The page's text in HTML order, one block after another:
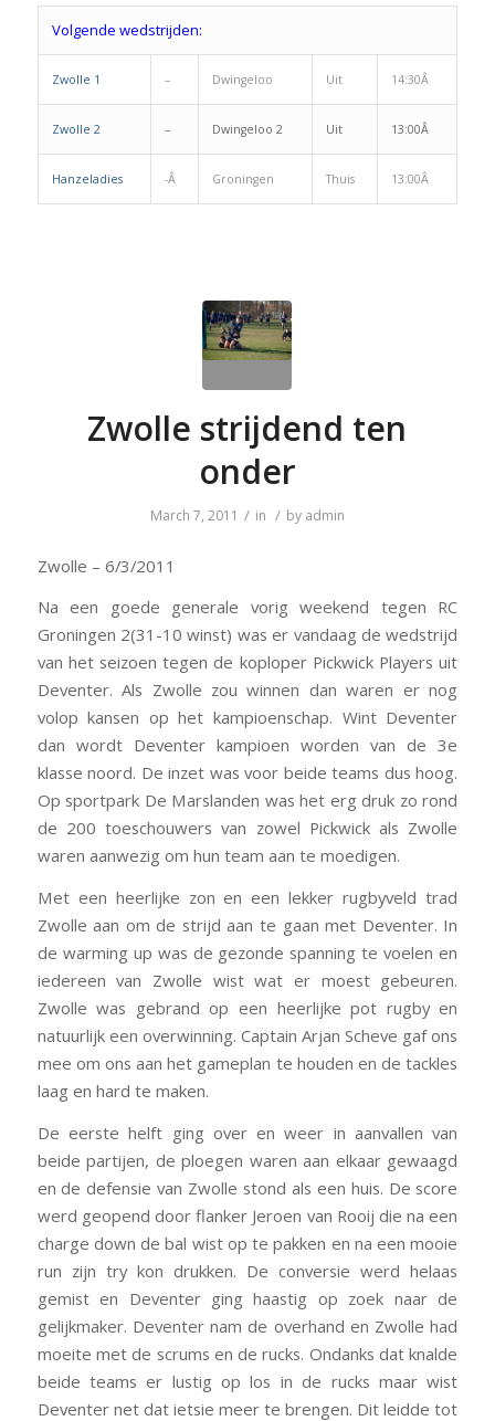
Volgende wedstrijden:
Zwolle 1 – Dwingeloo Uit 14:30Â
Zwolle 2 – Dwingeloo 2 Uit 13:00Â
Hanzeladies -Â Groningen Thuis 13:00Â
Zwolle strijdend ten
onder
March 7, 2011 / in / by admin
Zwolle – 6/3/2011
Na een goede generale vorig weekend tegen RC
Groningen 2(31-10 winst) was er vandaag de wedstrijd
van het seizoen tegen de koploper Pickwick Players uit
Deventer. Als Zwolle zou winnen dan waren er nog
volop kansen op het kampioenschap. Wint Deventer
dan wordt Deventer kampioen worden van de 3e
klasse noord. De inzet was voor beide teams dus hoog.
Op sportpark De Marslanden was het erg druk zo rond
de 200 toeschouwers van zowel Pickwick als Zwolle
waren aanwezig om hun team aan te moedigen.
Met een heerlijke zon en een lekker rugbyveld trad
Zwolle aan om de strijd aan te gaan met Deventer. In
de warming up was de gezonde spanning te voelen en
iedereen van Zwolle wist wat er moest gebeuren.
Zwolle was gebrand op een heerlijke pot rugby en
natuurlijk een overwinning. Captain Arjan Scheve gaf ons
mee om ons aan het gameplan te houden en de tackles
laag en hard te maken.
De eerste helft ging over en weer in aanvallen van
beide partijen, de ploegen waren aan elkaar gewaagd
en de defensie van Zwolle stond als een huis. De score
werd geopend door flanker Jeroen van Rooij die na een
charge down de bal wist op te pakken en na een mooie
run zijn try kon drukken. De conversie werd helaas
gemist en Deventer ging haastig op zoek naar de
gelijkmaker. Deventer nam de overhand en Zwolle had
moeite met de scrums en de rucks. Ondanks dat knalde
beide teams er lustig op los in de rucks maar wist
Deventer net dat ietsie meer te brengen. Dit leidde tot